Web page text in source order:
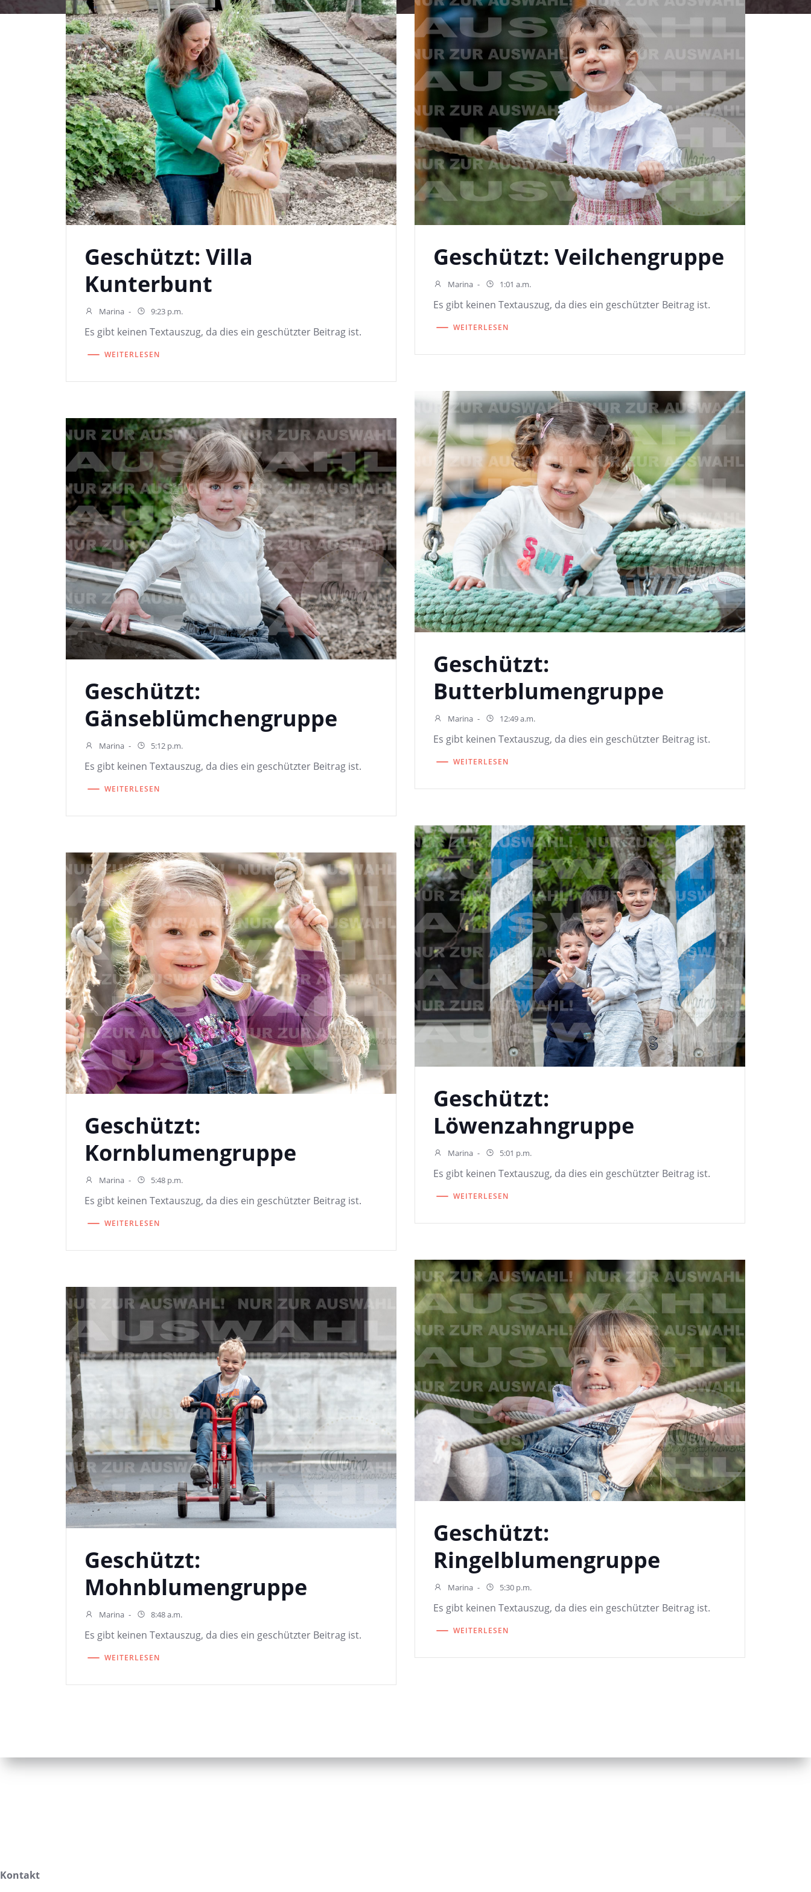
Geschützt: Villa
Kunterbunt
Marina - 9:23 p.m.
Es gibt keinen Textauszug, da dies ein geschützter Beitrag ist.
WEITERLESEN
Geschützt: Veilchengruppe
Marina - 1:01 a.m.
Es gibt keinen Textauszug, da dies ein geschützter Beitrag ist.
WEITERLESEN
Geschützt:
Butterblumengruppe
Marina - 12:49 a.m.
Es gibt keinen Textauszug, da dies ein geschützter Beitrag ist.
WEITERLESEN
Geschützt:
Gänseblümchengruppe
Marina - 5:12 p.m.
Es gibt keinen Textauszug, da dies ein geschützter Beitrag ist.
WEITERLESEN
Geschützt:
Löwenzahngruppe
Marina - 5:01 p.m.
Es gibt keinen Textauszug, da dies ein geschützter Beitrag ist.
WEITERLESEN
Geschützt:
Kornblumengruppe
Marina - 5:48 p.m.
Es gibt keinen Textauszug, da dies ein geschützter Beitrag ist.
WEITERLESEN
Geschützt:
Ringelblumengruppe
Marina - 5:30 p.m.
Es gibt keinen Textauszug, da dies ein geschützter Beitrag ist.
WEITERLESEN
Geschützt:
Mohnblumengruppe
Marina - 8:48 a.m.
Es gibt keinen Textauszug, da dies ein geschützter Beitrag ist.
WEITERLESEN
Kontakt